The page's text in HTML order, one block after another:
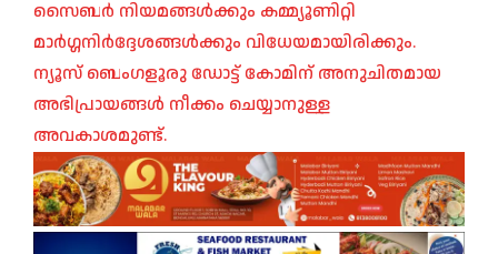
സൈബർ നിയമങ്ങൾക്കും കമ്മ്യൂണിറ്റി
മാർഗ്ഗനിർദ്ദേശങ്ങൾക്കും വിധേയമായിരിക്കും.
ന്യൂസ് ബെംഗളൂരു ഡോട്ട് കോമിന് അനുചിതമായ
അഭിപ്രായങ്ങൾ നീക്കം ചെയ്യാനുള്ള
അവകാശമുണ്ട്.